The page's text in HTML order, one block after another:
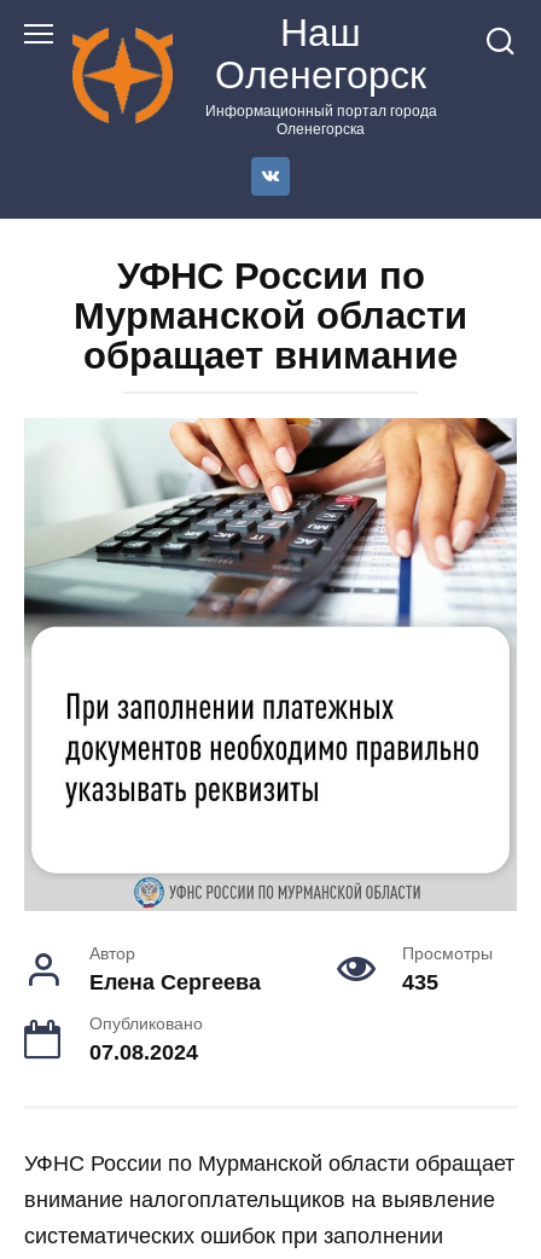
контенту
Наш
Оленегорск
Информационный портал города
Оленегорска
УФНС России по
Мурманской области
обращает внимание
Автор
Елена Сергеева
Просмотры
435
Опубликовано
07.08.2024
УФНС России по Мурманской области обращает
внимание налогоплательщиков на выявление
систематических ошибок при заполнении